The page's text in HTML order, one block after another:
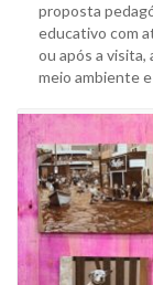
proposta
educativo com
ou após a visita,
meio ambiente